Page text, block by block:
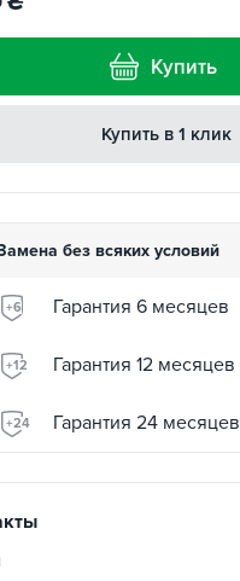
Купить
Купить в 1 клик
без всяких условий
+6 Гарантия 6 месяцев
+12 Гарантия 12 месяцев
+24 Гарантия 24 месяцев